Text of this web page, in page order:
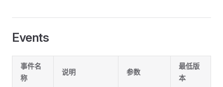
Events
事件名
称
说明 参数
最低版
本